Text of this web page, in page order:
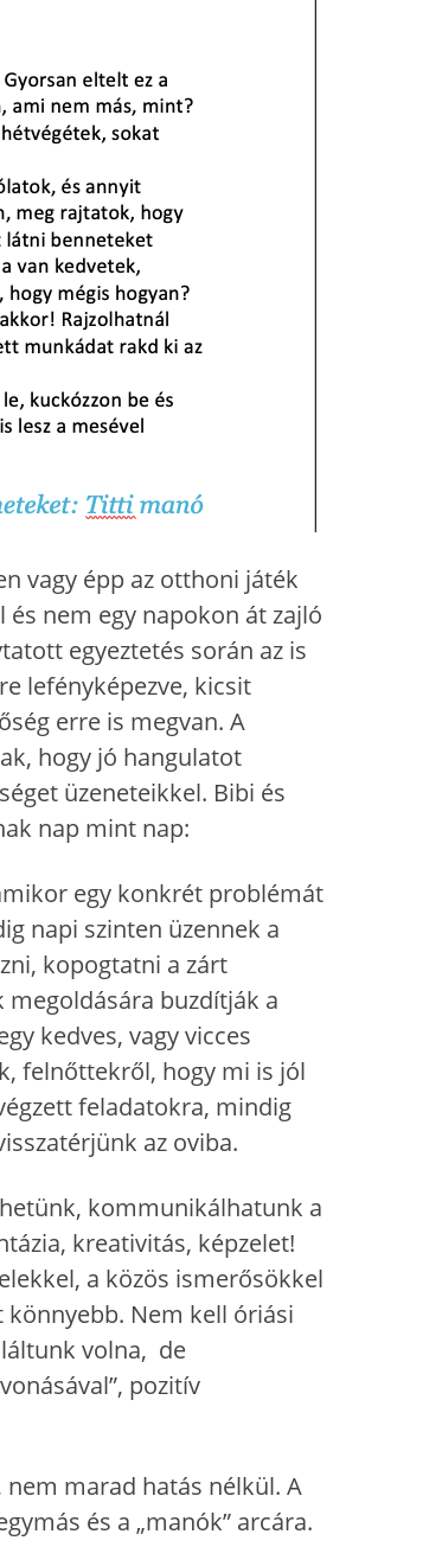
vagy épp az otthoni játék
nem egy napokon át zajló
egyeztetés során az is
lefényképezve, kicsit
erre is megvan. A
hogy jó hangulatot
üzeneteikkel. Bibi és
nap mint nap:
egy konkrét problémát
napi szinten üzennek a
kopogtatni a zárt
buzdítják a
kedves, vagy vicces
felnőttekről, hogy mi is jól
feladatokra, mindig
az oviba.
kommunikálhatunk a
kreativitás, képzelet!
a közös ismerősökkel
könnyebb. Nem kell óriási
volna, de
pozitív
marad hatás nélkül. A
és a „manók” arcára.